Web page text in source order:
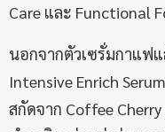
Care และ Functional
นอกจากตัวเซรั่มกาแฟ
Intensive Enrich
สกัดจาก Coffee